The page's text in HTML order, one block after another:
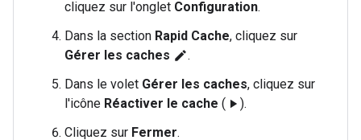
cliquez sur l'onglet Configuration.
Dans la section Rapid Cache, cliquez sur
Gérer les caches edit.
Dans le volet Gérer les caches, cliquez sur
l'icône Réactiver le cache ( play_arrow ).
Cliquez sur Fermer.